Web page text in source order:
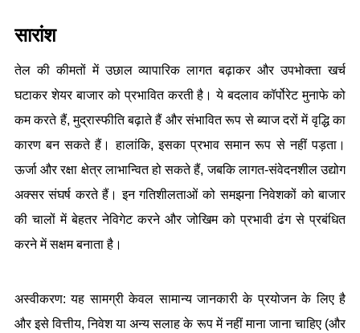
सारांश
तेल की कीमतों में उछाल व्यापारिक लागत बढ़ाकर और उपभोक्ता खर्च
घटाकर शेयर बाजार को प्रभावित करती है। ये बदलाव कॉर्पोरेट मुनाफे को
कम करते हैं, मुद्रास्फीति बढ़ाते हैं और संभावित रूप से ब्याज दरों में वृद्धि का
कारण बन सकते हैं। हालांकि, इसका प्रभाव समान रूप से नहीं पड़ता।
ऊर्जा और रक्षा क्षेत्र लाभान्वित हो सकते हैं, जबकि लागत-संवेदनशील उद्योग
अक्सर संघर्ष करते हैं। इन गतिशीलताओं को समझना निवेशकों को बाजार
की चालों में बेहतर नेविगेट करने और जोखिम को प्रभावी ढंग से प्रबंधित
करने में सक्षम बनाता है।
अस्वीकरण: यह सामग्री केवल सामान्य जानकारी के प्रयोजन के लिए है
और इसे वित्तीय, निवेश या अन्य सलाह के रूप में नहीं माना जाना चाहिए (और